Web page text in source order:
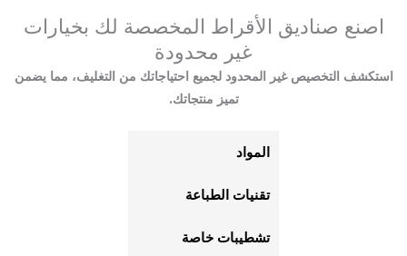
اصنع صناديق الأقراط المخصصة لك بخيارات
غير محدودة
استكشف التخصيص غير المحدود لجميع احتياجاتك من التغليف، مما يضمن
تميز منتجاتك.
المواد
تقنيات الطباعة
تشطيبات خاصة